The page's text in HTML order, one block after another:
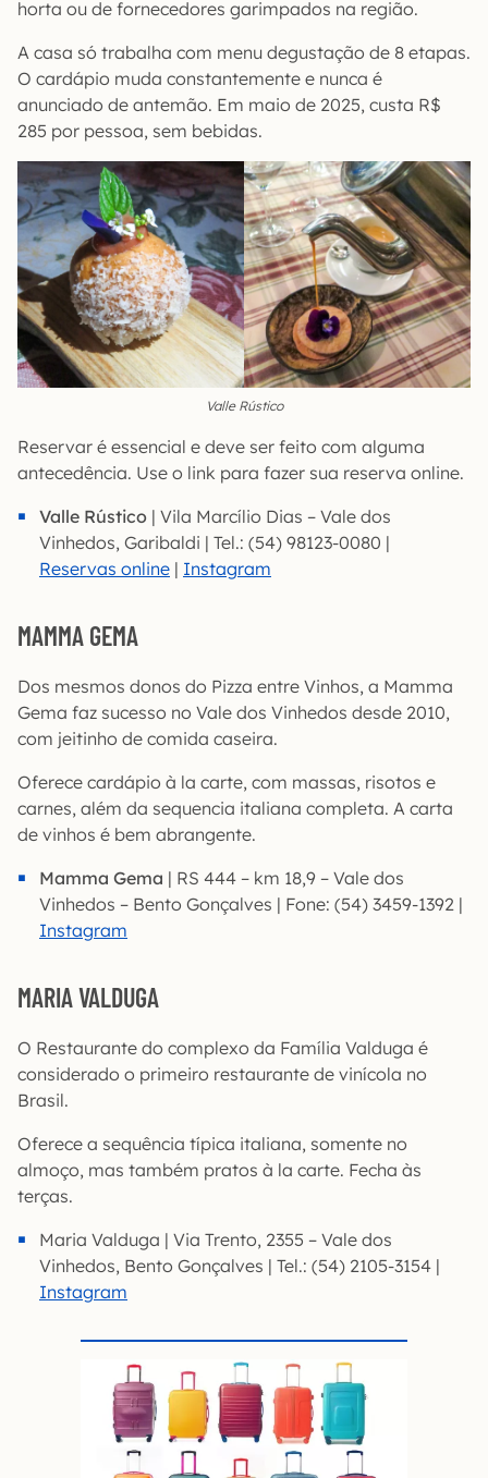
horta ou de fornecedores garimpados na região.
A casa só trabalha com menu degustação de 8 etapas.
O cardápio muda constantemente e nunca é
anunciado de antemão. Em maio de 2025, custa R$
285 por pessoa, sem bebidas.
Valle Rústico
Reservar é essencial e deve ser feito com alguma
antecedência. Use o link para fazer sua reserva online.
Valle Rústico | Vila Marcílio Dias – Vale dos
Vinhedos, Garibaldi | Tel.: (54) 98123-0080 |
Reservas online | Instagram
MAMMA GEMA
Dos mesmos donos do Pizza entre Vinhos, a Mamma
Gema faz sucesso no Vale dos Vinhedos desde 2010,
com jeitinho de comida caseira.
Oferece cardápio à la carte, com massas, risotos e
carnes, além da sequencia italiana completa. A carta
de vinhos é bem abrangente.
Mamma Gema | RS 444 – km 18,9 – Vale dos
Vinhedos – Bento Gonçalves | Fone: (54) 3459-1392 |
Instagram
MARIA VALDUGA
O Restaurante do complexo da Família Valduga é
considerado o primeiro restaurante de vinícola no
Brasil.
Oferece a sequência típica italiana, somente no
almoço, mas também pratos à la carte. Fecha às
terças.
Maria Valduga | Via Trento, 2355 – Vale dos
Vinhedos, Bento Gonçalves | Tel.: (54) 2105-3154 |
Instagram